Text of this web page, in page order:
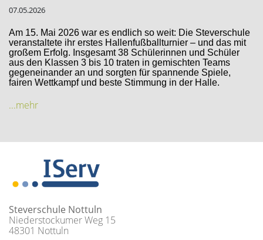
07.05.2026
Am 15. Mai 2026 war es endlich so weit: Die Steverschule
veranstaltete ihr erstes Hallenfußballturnier – und das mit
großem Erfolg. Insgesamt 38 Schülerinnen und Schüler
aus den Klassen 3 bis 10 traten in gemischten Teams
gegeneinander an und sorgten für spannende Spiele,
fairen Wettkampf und beste Stimmung in der Halle.
...mehr
Steverschule Nottuln
Niederstockumer Weg 15
48301 Nottuln